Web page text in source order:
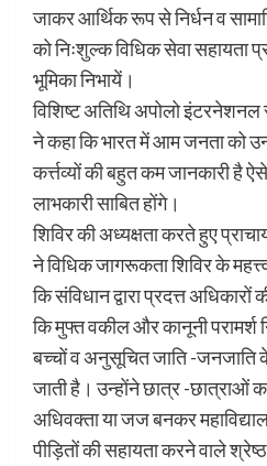
जाकर आर्थिक रूप से निर्धन व
को निःशुल्क विधिक सेवा सहायता
भूमिका निभायें।
विशिष्ट अतिथि अपोलो
ने कहा कि भारत में आम जनता को
कर्त्तव्यों की बहुत कम जानकारी है
लाभकारी साबित होंगे।
शिविर की अध्यक्षता करते हुए
ने विधिक जागरूकता शिविर के
कि संविधान द्वारा प्रदत्त
कि मुफ्त वकील और कानूनी परामर्श
बच्चों व अनुसूचित जाति -जनजाति
जाती है। उन्होंने छात्र -छात्राओं
अधिवक्ता या जज बनकर
पीड़ितों की सहायता करने वाले